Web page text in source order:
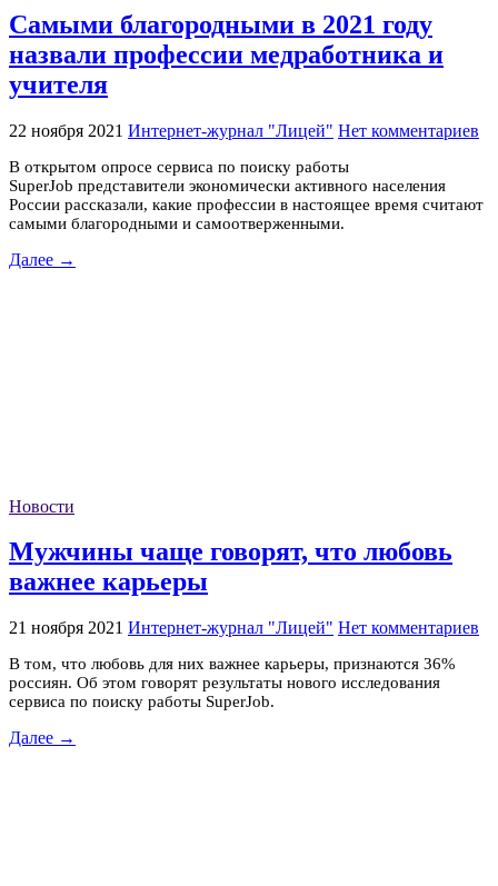
Самыми благородными в 2021 году
назвали профессии медработника и
учителя
22 ноября 2021 Интернет-журнал "Лицей" Нет комментариев
В открытом опросе сервиса по поиску работы
SuperJob представители экономически активного населения
России рассказали, какие профессии в настоящее время считают
самыми благородными и самоотверженными.
Далее →
Новости
Мужчины чаще говорят, что любовь
важнее карьеры
21 ноября 2021 Интернет-журнал "Лицей" Нет комментариев
В том, что любовь для них важнее карьеры, признаются 36%
россиян. Об этом говорят результаты нового исследования
сервиса по поиску работы SuperJob.
Далее →